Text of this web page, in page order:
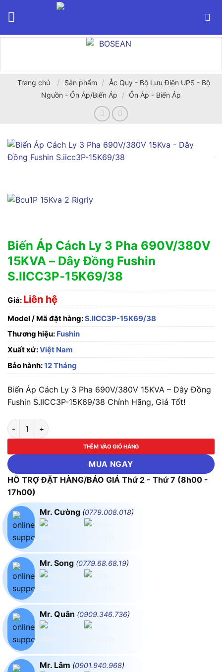
Trang chủ / Sản phẩm /
Ắc Quy - Bộ Lưu Điện UPS - Bộ
Nguồn - Ổn Áp/Biến Áp
/ Ổn Áp - Biến Áp
Biến Áp Cách Ly 3 Pha 690V/380V
15KVA – Dây Đồng Fushin
S.IICC3P-15K69/38
Giá: Liên hệ
Model / Mã đặt hàng:S.IICC3P-15K69/38
Thương hiệu: Fushin
Xuất xứ:Việt Nam
Bảo hành:12 Tháng
Biến Áp Cách Ly 3 Pha 690V/380V 15KVA – Dây Đồng
Fushin S.IICC3P-15K69/38 Chính Hãng, Giá Tốt!
Biến Áp Cách Ly 3 Pha 690V/380V 15KVA - Dây Đồng Fushin
THÊM VÀO GIỎ HÀNG
MUA NGAY
HỖ TRỢ ĐẶT HÀNG/BÁO GIÁ Thứ 2 - Thứ 7 (8h00 -
17h00)
Mr. Cường (0779.008.018)
Mr. Song (0779.68.68.19)
Mr. Quân (0909.346.736)
Mr. Lâm (0901.940.968)